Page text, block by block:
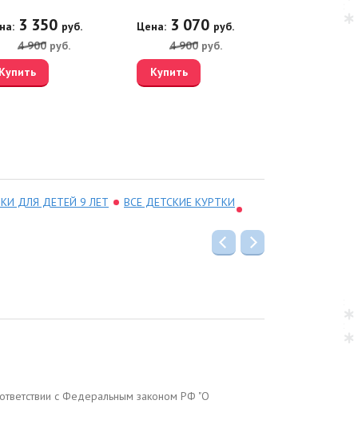
3 350 руб.
4 900 руб.
Купить
Цена: 3 070 руб.
4 900 руб.
Купить
3
ДЛЯ ДЕТЕЙ 9 ЛЕТ
ВСЕ ДЕТСКИЕ КУРТКИ
с Федеральным законом РФ "О